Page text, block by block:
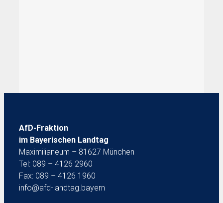
AfD-Fraktion
im Bayerischen Landtag
Maximilianeum – 81627 München
Tel: 089 – 4126 2960
Fax: 089 – 4126 1960
info@afd-landtag.bayern